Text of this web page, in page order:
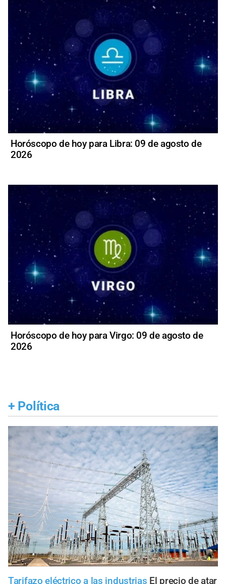
Horóscopo de hoy para Libra: 09 de agosto de
2026
Horóscopo de hoy para Virgo: 09 de agosto de
2026
+ Política
Tarifazo eléctrico a las industrias El precio de atar